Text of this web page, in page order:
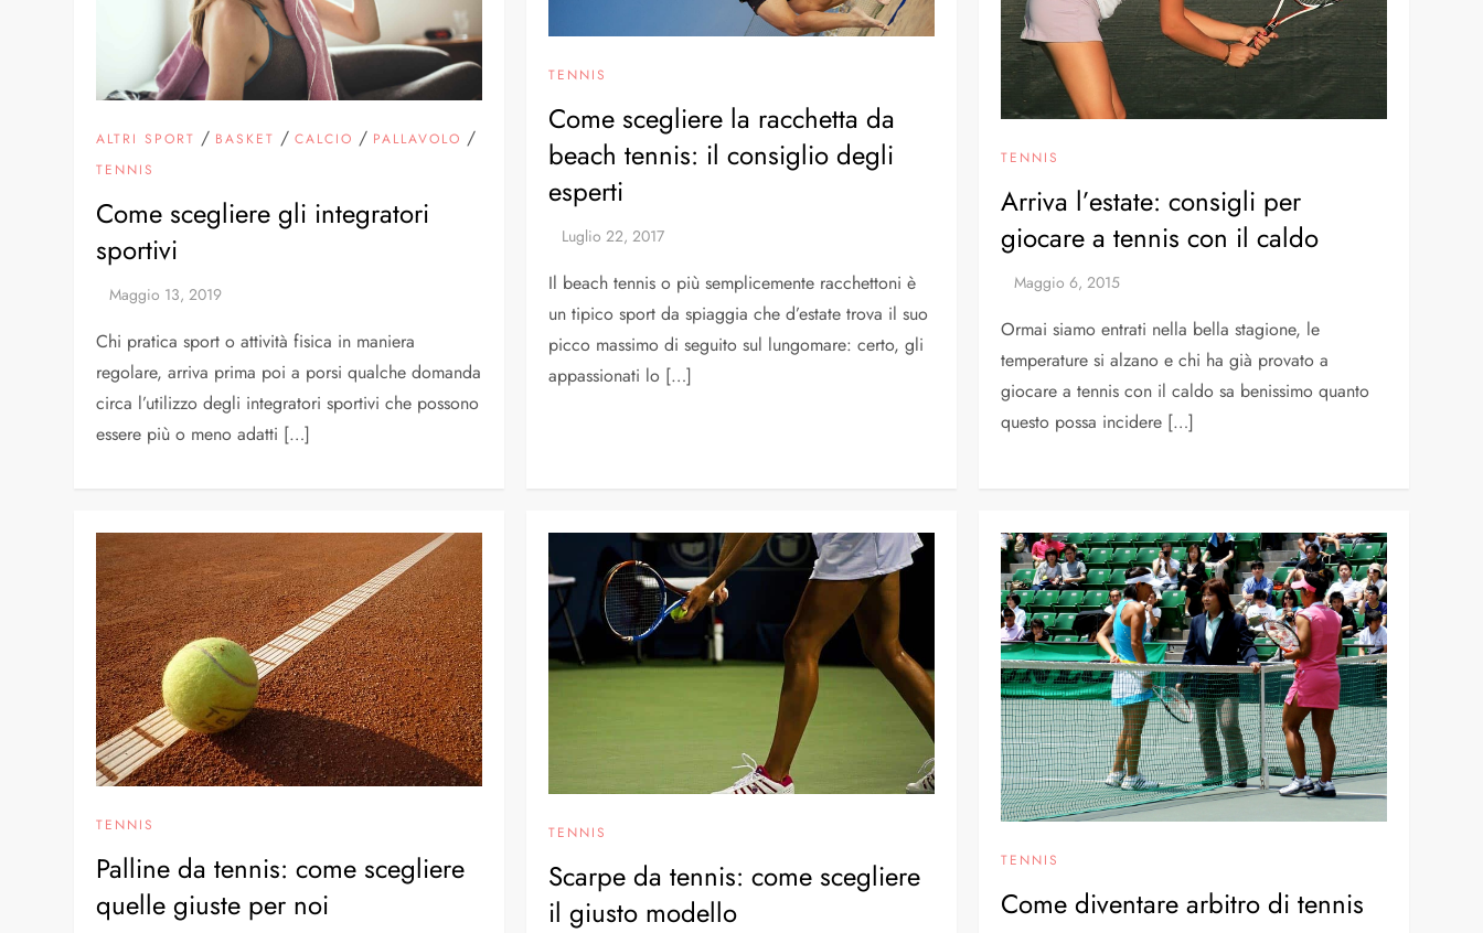
ALTRI SPORT / BASKET /CALCIO / PALLAVOLO /
TENNIS
Come scegliere gli integratori
sportivi
Chi pratica sport o attività fisica in maniera
regolare, arriva prima poi a porsi qualche domanda
circa l’utilizzo degli integratori sportivi che possono
essere più o meno adatti […]
TENNIS
Come scegliere la racchetta da
beach tennis: il consiglio degli
esperti
Il beach tennis o più semplicemente racchettoni è
un tipico sport da spiaggia che d’estate trova il suo
picco massimo di seguito sul lungomare: certo, gli
appassionati lo […]
TENNIS
Arriva l’estate: consigli per
giocare a tennis con il caldo
Ormai siamo entrati nella bella stagione, le
temperature si alzano e chi ha già provato a
giocare a tennis con il caldo sa benissimo quanto
questo possa incidere […]
TENNIS
Palline da tennis: come scegliere
quelle giuste per noi
TENNIS
Scarpe da tennis: come scegliere
il giusto modello
TENNIS
Come diventare arbitro di tennis